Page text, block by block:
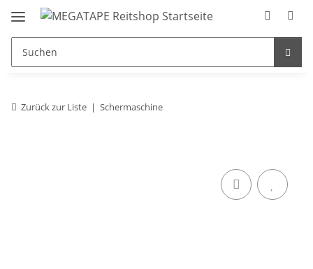
Zurück zur Liste Schermaschine